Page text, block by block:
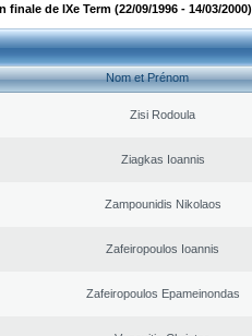
finale de IXe Term (22/09/1996 - 14/03/2000)
Nom et Prénom
Zisi Rodoula
Ziagkas Ioannis
Zampounidis Nikolaos
Zafeiropoulos Ioannis
Zafeiropoulos Epameinondas